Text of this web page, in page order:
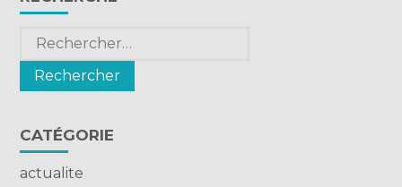
sidebar
Rechercher :
CATÉGORIE
actualite